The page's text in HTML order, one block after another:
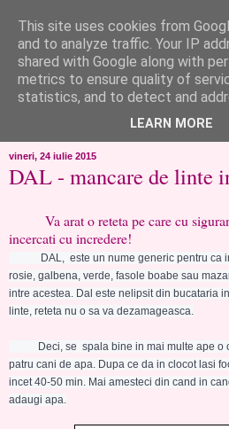
like ?...or not!
..de toate!!!!!..alandala...cum imi trec
chef..incercate pe pielea mea..
vineri, 24 iulie 2015
DAL - mancare de linte
Va arat o reteta pe care cu
incercati cu incredere!
rosie, galbena, verde, fasole boabe sau
intre acestea. Dal este nelipsit din bucataria
linte, reteta nu o sa va dezamageasca.
patru cani de apa. Dupa ce da in clocot lasi
incet 40-50 min. Mai amesteci din cand in
adaugi apa.
This site uses cookies from
and to analyze traffic. Your IP
shared with Google along with
metrics to ensure quality of
statistics, and to detect and
LEARN MORE